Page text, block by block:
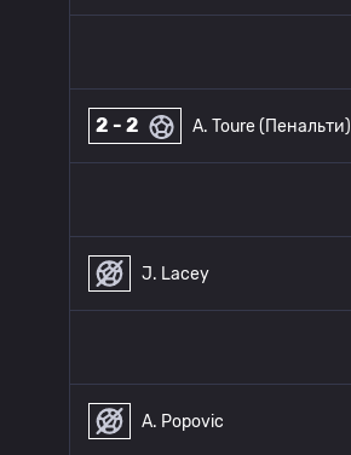
2 - 2 A. Toure (Пенальти)
J. Lacey
A. Popovic